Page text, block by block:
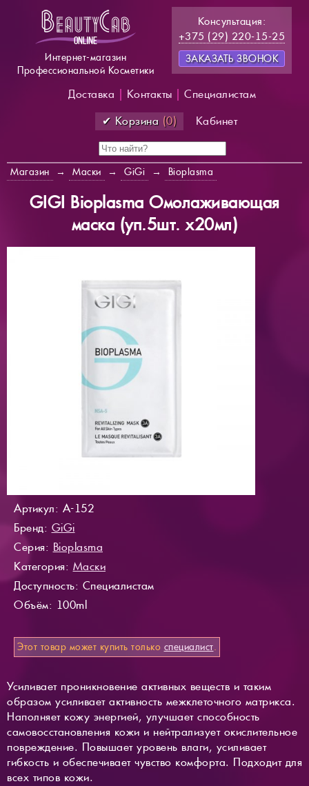
Интернет-магазин
Профессиональной Косметики
Консультация:
+375 (29) 220-15-25
ЗАКАЗАТЬ ЗВОНОК
Доставка Контакты
Специалистам
✔ Корзина (0) Кабинет
Магазин → Маски → GiGi → Bioplasma
GIGI Bioplasma Омолаживающая
маска (уп.5шт. х20мл)
Артикул: A-152
Бренд: GiGi
Серия: Bioplasma
Категория: Маски
Доступность: Специалистам
Объём: 100ml
Этот товар может купить только специалист.
Усиливает проникновение активных веществ и таким
образом усиливает активность межклеточного матрикса.
Наполняет кожу энергией, улучшает способность
самовосстановления кожи и нейтрализует окислительное
повреждение. Повышает уровень влаги, усиливает
гибкость и обеспечивает чувство комфорта. Подходит для
всех типов кожи.